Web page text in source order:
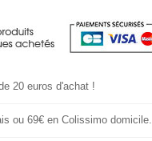
20 euros d'achat !
ou 69€ en Colissimo domicile.